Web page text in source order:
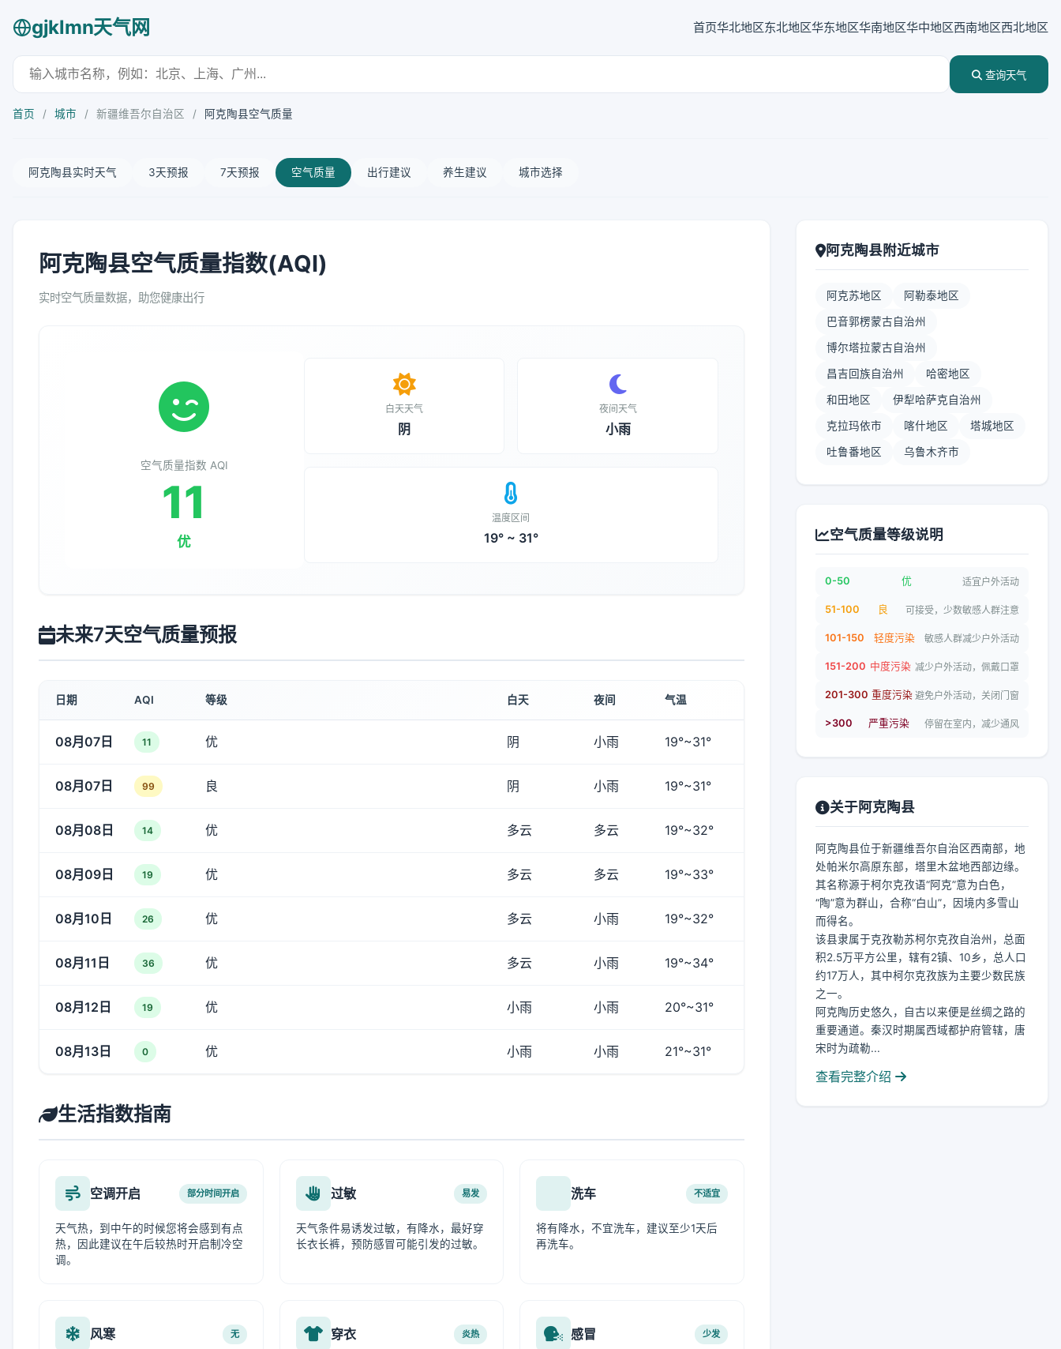
gjklmn天气网 首页华北地区东北地区华东地区华南地区华中地区西南地区西北地区
查询天气
首页 / 城市 / 新疆维吾尔自治区 / 阿克陶县空气质量
阿克陶县实时天气 3天预报 7天预报 空气质量 出行建议 养生建议 城市选择
阿克陶县空气质量指数(AQI)
实时空气质量数据，助您健康出行
空气质量指数 AQI
11
优
白天天气
阴
夜间天气
小雨
温度区间
19° ~ 31°
未来7天空气质量预报
日期 AQI 等级 白天 夜间 气温
08月07日 11 优 阴 小雨 19°~31°
08月07日 99 良 阴 小雨 19°~31°
08月08日 14 优 多云 多云 19°~32°
08月09日 19 优 多云 多云 19°~33°
08月10日 26 优 多云 小雨 19°~32°
08月11日 36 优 多云 小雨 19°~34°
08月12日 19 优 小雨 小雨 20°~31°
08月13日 0 优 小雨 小雨 21°~31°
生活指数指南
空调开启 部分时间开启
天气热，到中午的时候您将会感到有点
热，因此建议在午后较热时开启制冷空
调。
过敏 易发
天气条件易诱发过敏，有降水，最好穿
长衣长裤，预防感冒可能引发的过敏。
洗车 不适宜
将有降水，不宜洗车，建议至少1天后
再洗车。
风寒 无 穿衣 炎热 感冒 少发
阿克陶县附近城市
阿克苏地区 阿勒泰地区
巴音郭楞蒙古自治州
博尔塔拉蒙古自治州
昌吉回族自治州 哈密地区
和田地区 伊犁哈萨克自治州
克拉玛依市 喀什地区 塔城地区
吐鲁番地区 乌鲁木齐市
空气质量等级说明
0-50 优 适宜户外活动
51-100 良 可接受，少数敏感人群注意
101-150 轻度污染 敏感人群减少户外活动
151-200 中度污染 减少户外活动，佩戴口罩
201-300 重度污染 避免户外活动，关闭门窗
>300 严重污染 停留在室内，减少通风
关于阿克陶县
阿克陶县位于新疆维吾尔自治区西南部，地
处帕米尔高原东部，塔里木盆地西部边缘。
其名称源于柯尔克孜语“阿克”意为白色，
“陶”意为群山，合称“白山”，因境内多雪山
而得名。
该县隶属于克孜勒苏柯尔克孜自治州，总面
积2.5万平方公里，辖有2镇、10乡，总人口
约17万人，其中柯尔克孜族为主要少数民族
之一。
阿克陶历史悠久，自古以来便是丝绸之路的
重要通道。秦汉时期属西域都护府管辖，唐
宋时为疏勒...
查看完整介绍